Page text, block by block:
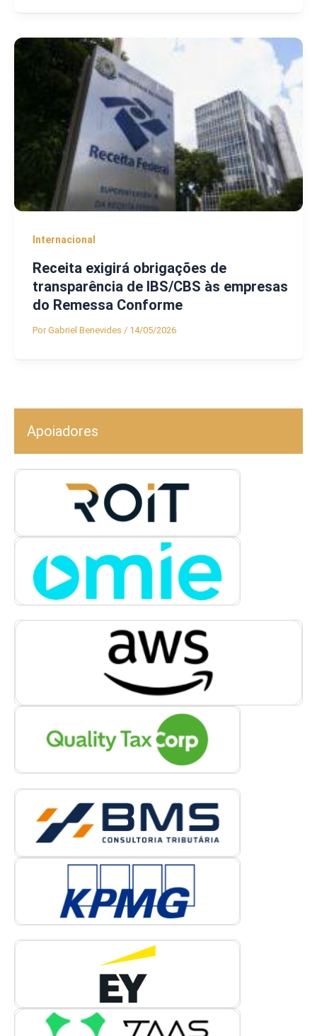
Internacional
Receita exigirá obrigações de
transparência de IBS/CBS às empresas
do Remessa Conforme
PorGabriel Benevides / 14/05/2026
Apoiadores